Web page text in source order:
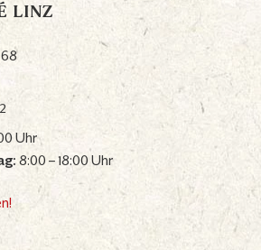
LINZ
Uhr
8:00 – 18:00 Uhr